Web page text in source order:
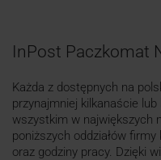
InPost Paczkomat
Każda z dostępnych na
przynajmniej kilkanaście lub
wszystkim w największych
poniższych oddziałów
oraz godziny pracy. Dzięki